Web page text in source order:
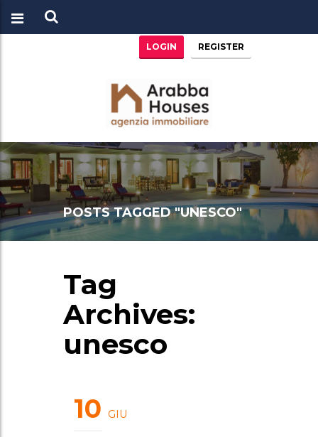
LOGIN REGISTER
POSTS TAGGED "UNESCO"
Tag
Archives:
unesco
10 GIU